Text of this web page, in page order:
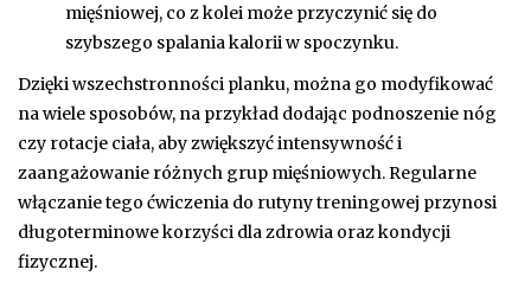
mięśniowej, co z kolei może przyczynić się do
szybszego spalania kalorii w spoczynku.
Dzięki wszechstronności planku, można go modyfikować
na wiele sposobów, na przykład dodając podnoszenie nóg
czy rotacje ciała, aby zwiększyć intensywność i
zaangażowanie różnych grup mięśniowych. Regularne
włączanie tego ćwiczenia do rutyny treningowej przynosi
długoterminowe korzyści dla zdrowia oraz kondycji
fizycznej.